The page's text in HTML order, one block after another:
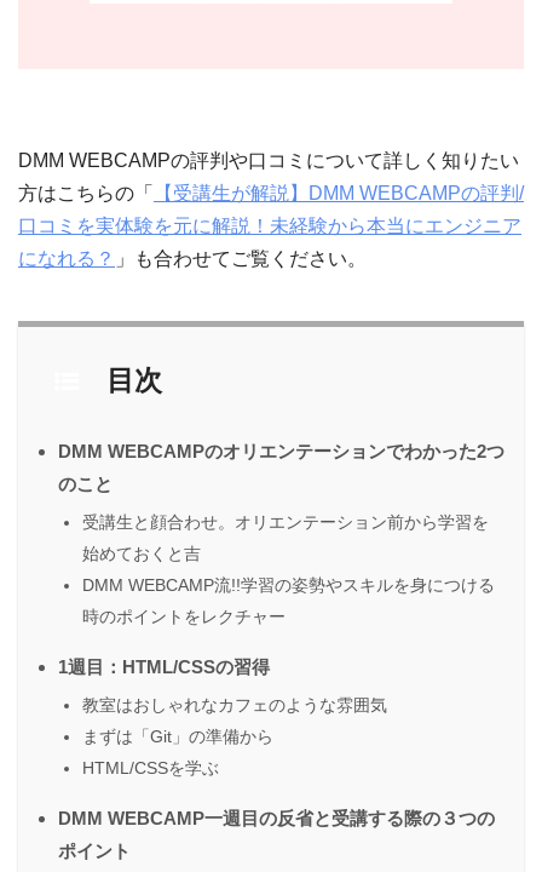
DMM WEBCAMPの評判や口コミについて詳しく知りたい
方はこちらの「
【受講生が解説】DMM WEBCAMPの評判/
口コミを実体験を元に解説！未経験から本当にエンジニア
になれる？ 」も合わせてご覧ください。
目次
DMM WEBCAMPのオリエンテーションでわかった2つ
のこと
受講生と顔合わせ。オリエンテーション前から学習を
始めておくと吉
DMM WEBCAMP流!!学習の姿勢やスキルを身につける
時のポイントをレクチャー
1週目：HTML/CSSの習得
教室はおしゃれなカフェのような雰囲気
まずは「Git」の準備から
HTML/CSSを学ぶ
DMM WEBCAMP一週目の反省と受講する際の３つの
ポイント